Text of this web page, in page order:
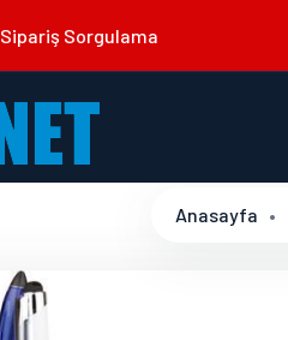
Sipariş Sorgulama
Anasayfa